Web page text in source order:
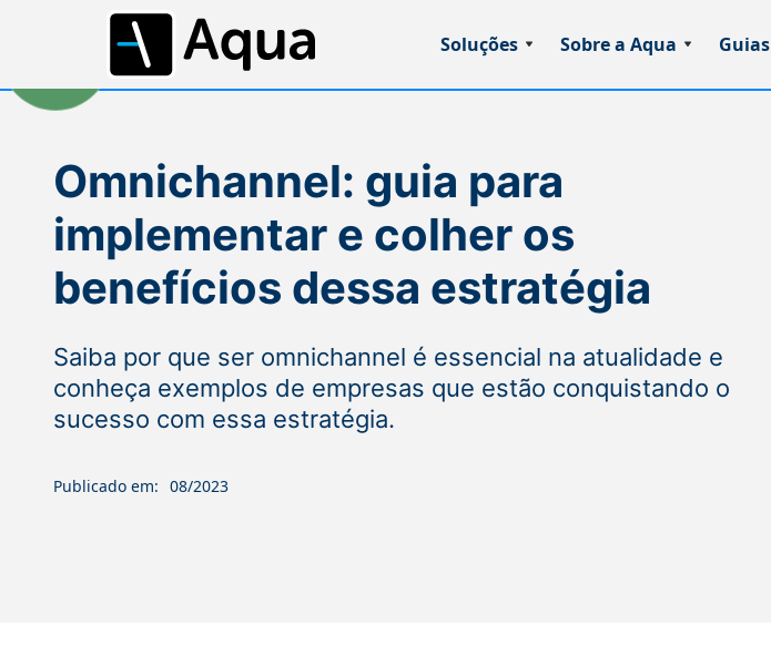
Soluções Sobre a Aqua Guias
Omnichannel: guia para
implementar e colher os
benefícios dessa estratégia
Saiba por que ser omnichannel é essencial na atualidade e
conheça exemplos de empresas que estão conquistando o
sucesso com essa estratégia.
Publicado em: 08/2023